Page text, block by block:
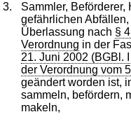
3.
Sammler,
gefährlichen
Überlassung nach §
Verordnung in der
21. Juni 2002 (BGBl.
der Verordnung vom
geändert worden ist,
sammeln, befördern,
makeln,